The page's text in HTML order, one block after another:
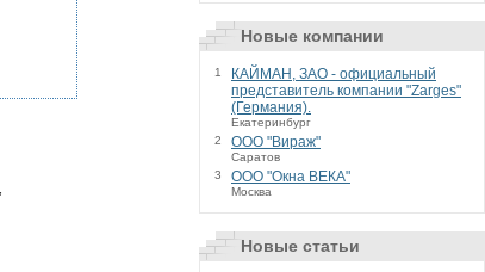
Новые компании
1
КАЙМАН, ЗАО - официальный
представитель компании "Zarges"
(Германия).
Екатеринбург
2
ООО "Вираж"
Саратов
3
ООО "Окна ВЕКА"
Москва
Новые статьи